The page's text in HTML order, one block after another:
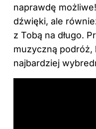
naprawdę
dźwięki, ale
z Tobą na długo.
muzyczną
najbardziej